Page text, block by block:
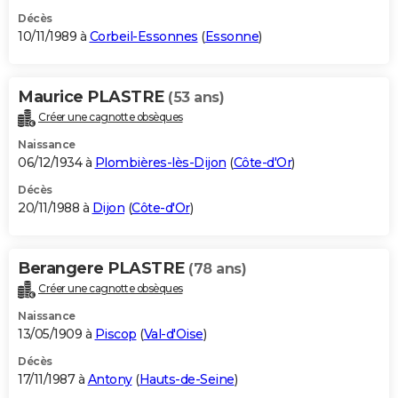
Décès
10/11/1989 à Corbeil-Essonnes (Essonne)
Maurice PLASTRE (53 ans)
Créer une cagnotte obsèques
Naissance
06/12/1934 à Plombières-lès-Dijon (Côte-d'Or)
Décès
20/11/1988 à Dijon (Côte-d'Or)
Berangere PLASTRE (78 ans)
Créer une cagnotte obsèques
Naissance
13/05/1909 à Piscop (Val-d'Oise)
Décès
17/11/1987 à Antony(Hauts-de-Seine)